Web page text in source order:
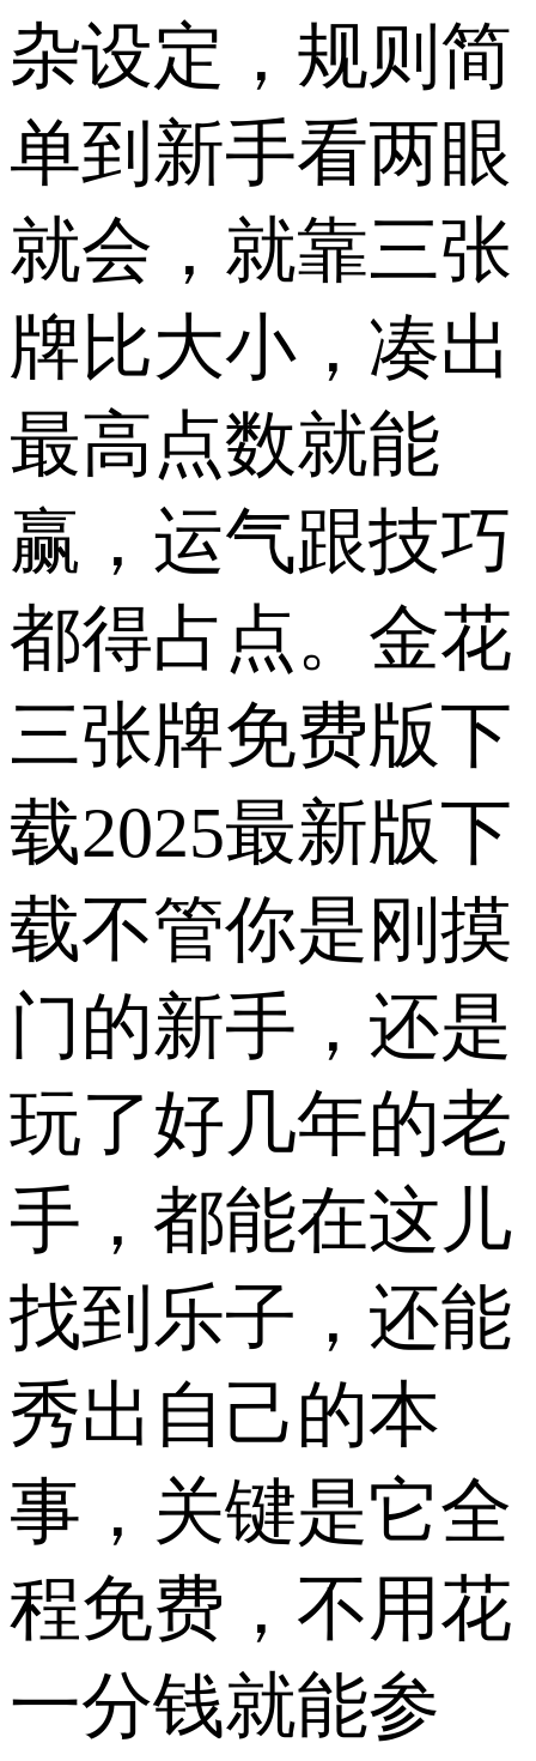
杂设定，规则简
单到新手看两眼
就会，就靠三张
牌比大小，凑出
最高点数就能
赢，运气跟技巧
都得占点。金花
三张牌免费版下
载2025最新版下
载不管你是刚摸
门的新手，还是
玩了好几年的老
手，都能在这儿
找到乐子，还能
秀出自己的本
事，关键是它全
程免费，不用花
一分钱就能参